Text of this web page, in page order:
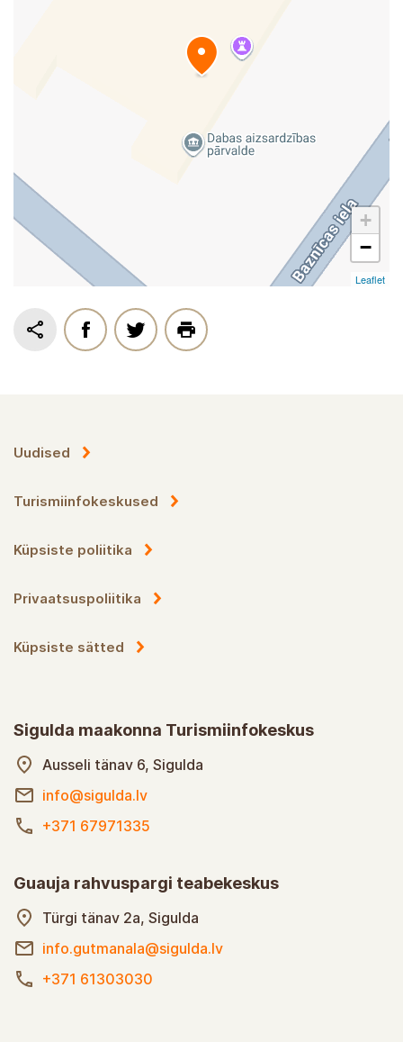
+
−
Leaflet
Uudised
Turismiinfokeskused
Küpsiste poliitika
Privaatsuspoliitika
Küpsiste sätted
Sigulda maakonna Turismiinfokeskus
Ausseli tänav 6, Sigulda
info@sigulda.lv
+371 67971335
Guauja rahvuspargi teabekeskus
Türgi tänav 2a, Sigulda
info.gutmanala@sigulda.lv
+371 61303030